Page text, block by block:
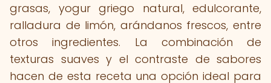
grasas, yogur griego natural, edulcorante,
ralladura de limón, arándanos frescos, entre
otros ingredientes. La combinación de
texturas suaves y el contraste de sabores
hacen de esta receta una opción ideal para